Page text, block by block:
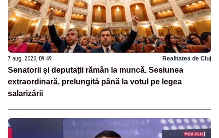
7 aug. 2026, 09:49 Realitatea de Cluj
Senatorii și deputații rămân la muncă. Sesiunea
extraordinară, prelungită până la votul pe legea
salarizării